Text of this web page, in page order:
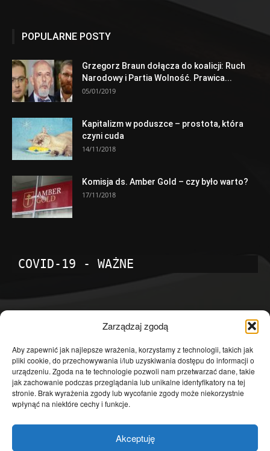
Zarządzaj zgodą
Aby zapewnić jak najlepsze wrażenia, korzystamy z technologii, takich jak
pliki cookie, do przechowywania i/lub uzyskiwania dostępu do informacji o
urządzeniu. Zgoda na te technologie pozwoli nam przetwarzać dane, takie
jak zachowanie podczas przeglądania lub unikalne identyfikatory na tej
stronie. Brak wyrażenia zgody lub wycofanie zgody może niekorzystnie
wpłynąć na niektóre cechy i funkcje.
Akceptuję
POPULARNE POSTY
Grzegorz Braun dołącza do koalicji: Ruch
Narodowy i Partia Wolność. Prawica...
05/01/2019
Kapitalizm w poduszce – prostota, która
czyni cuda
14/11/2018
Komisja ds. Amber Gold – czy było warto?
17/11/2018
COVID-19 - WAŻNE
Temat dnia
4601
Publicystyka
4363
Polityka
3639
Polska
Społeczeństwo
2823